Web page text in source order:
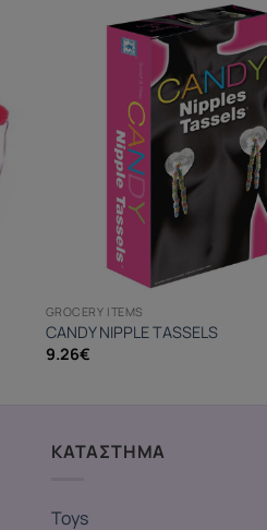
GROCERY ITEMS
CANDY NIPPLE TASSELS
9.26€
ΚΑΤΑΣΤΗΜΑ
Toys